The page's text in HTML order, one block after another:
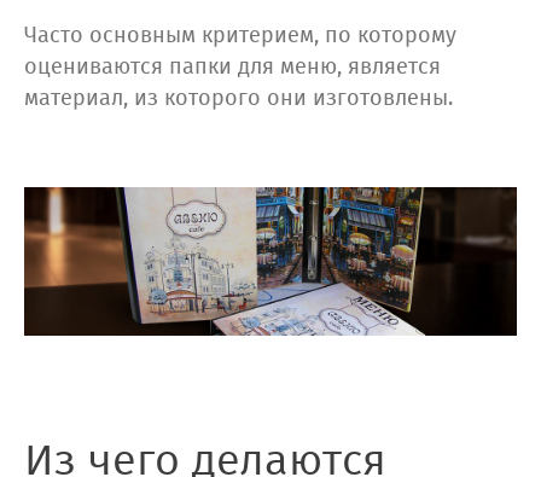
Часто основным критерием, по которому
оцениваются папки для меню, является
материал, из которого они изготовлены.
Из чего делаются